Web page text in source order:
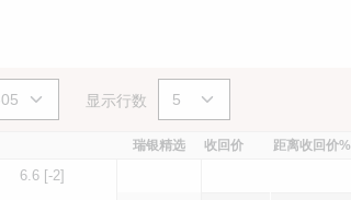
显示行数
瑞银精选 收回价 距离收回价%
6.6 [-2]